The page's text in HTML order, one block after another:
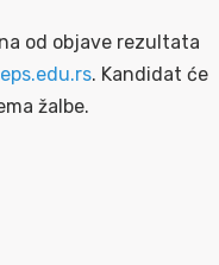
od objave rezultata
. Kandidat će
žalbe.